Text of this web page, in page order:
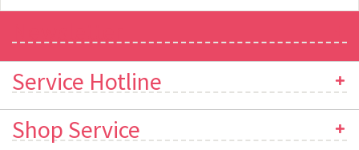
Service Hotline
Shop Service